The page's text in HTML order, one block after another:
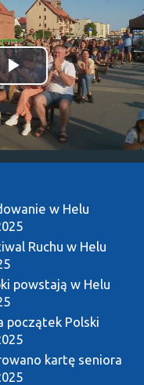
Odtwórz
wideo
w Helu
Ruchu w Helu
powstają w Helu
początek Polski
kartę seniora